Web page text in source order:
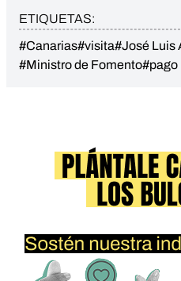
ETIQUETAS:
#Canarias#visita#José Luis
#Ministro de Fomento#pago